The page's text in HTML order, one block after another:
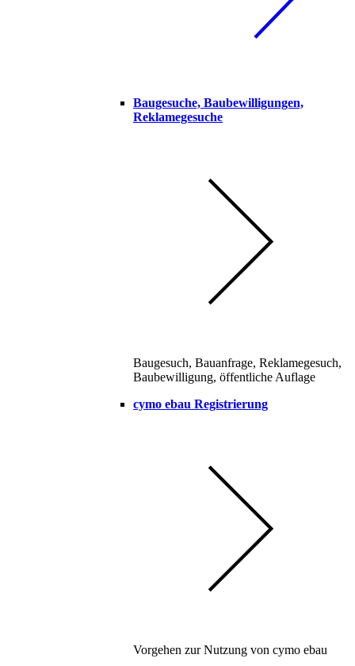
Baugesuche, Baubewilligungen,
Reklamegesuche
Baugesuch, Bauanfrage, Reklamegesuch,
Baubewilligung, öffentliche Auflage
cymo ebau Registrierung
Vorgehen zur Nutzung von cymo ebau